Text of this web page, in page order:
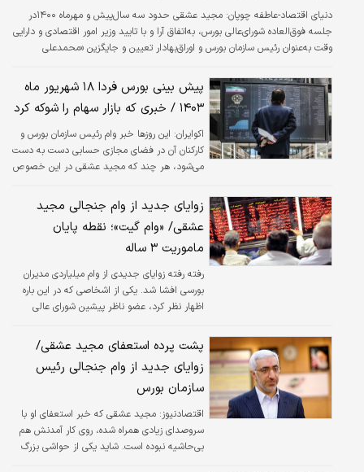
دنیای اقتصاد-عاطفه چوپان:
مجید عشقی حدود سه سال‌پیش و مهرماه ۱۴۰۰در
جلسه فوق‌العاده شورای‌عالی بورس، به‌اتفاق آرا و با تایید وزیر امور اقتصادی و دارایی
وقت به‌عنوان رئیس سازمان بورس و اوراق‌بهادار تعیین و جایگزین «محمدعلی
سازمان بورس با حواشی زیادی همراه شد. هجمه‌هایی که می‌طلبد تا نگاهی به ‌کارنامه
سه سال ‌پرفراز و نشیب عشقی در بورس بیندازیم.
پیش بینی بورس فردا ۱۸ شهریور ماه
۱۴۰۳ / خبری که بازار سهام را شوکه کرد
اکوایران: این روزها خبر وام رئیس سازمان بورس و
کارکنان آن در فضای مجازی حسابی دست به دست
می‌شود، هر چند که مجید عشقی در این خصوص
موضوع یک دروغ بزرگ است. اما در اوایل صبح
روز جاری با انتشار درخواست کتبی خود از ریاست
سازمان بورس استعفا داد.
زوایای جدید از وام جنجالی مجید
عشقی/ «وام گیت»؛ نقطه پایان
ماموریت ۳ ساله
رفته رفته زوایای جدیدی از وام میلیاردی مدیران
بورسی افشا شد. یکی از اشخاصی که در این باره
اظهار نظر کرد، عضو ناظر پیشین شورای عالی
پشت پرده استعفای مجید عشقی/
زوایای جدید از وام جنجالی رئیس
سازمان بورس
اقتصادنیوز: مجید عشقی که خبر استعفای او با
سروصدای زیادی همراه شده، روی کار آمدنش هم
بی‌حاشیه نبوده است. شاید یکی از حواشی بزرگ